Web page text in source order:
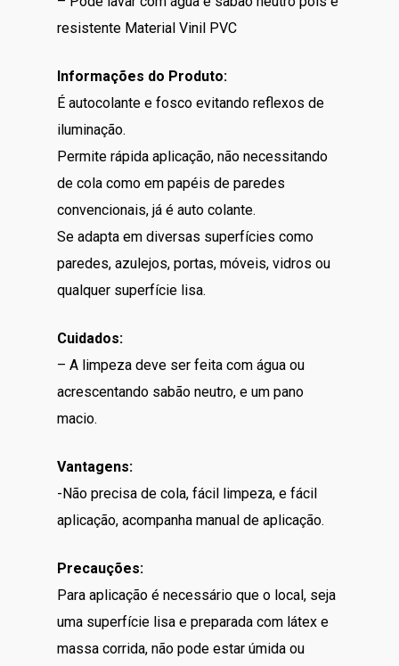
resistente Material Vinil PVC
Informações do Produto:
É autocolante e fosco evitando reflexos de
iluminação.
Permite rápida aplicação, não necessitando
de cola como em papéis de paredes
convencionais, já é auto colante.
Se adapta em diversas superfícies como
paredes, azulejos, portas, móveis, vidros ou
qualquer superfície lisa.
Cuidados:
– A limpeza deve ser feita com água ou
acrescentando sabão neutro, e um pano
macio.
Vantagens:
-Não precisa de cola, fácil limpeza, e fácil
aplicação, acompanha manual de aplicação.
Precauções:
Para aplicação é necessário que o local, seja
uma superfície lisa e preparada com látex e
massa corrida, não pode estar úmida ou